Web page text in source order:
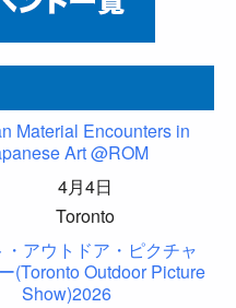
Material Encounters in
Art @ROM
4月4日
Toronto
・アウトドア・ピクチャ
(Toronto Outdoor Picture
Show)2026